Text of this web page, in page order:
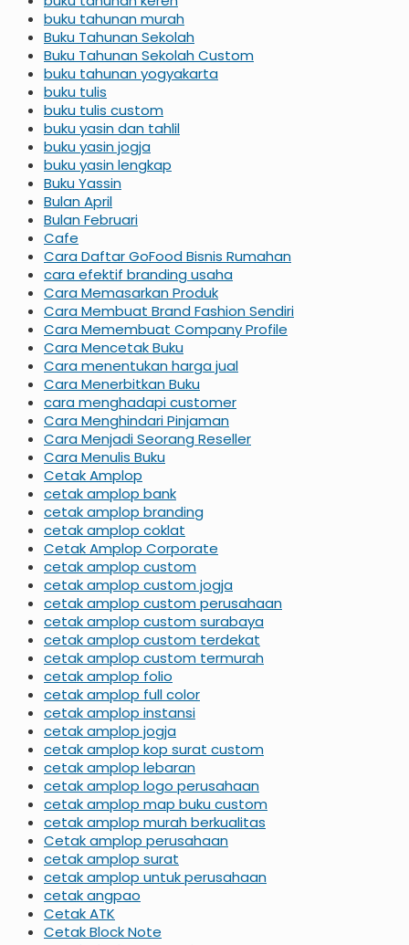
buku tahunan murah
Buku Tahunan Sekolah
Buku Tahunan Sekolah Custom
buku tahunan yogyakarta
buku tulis
buku tulis custom
buku yasin dan tahlil
buku yasin jogja
buku yasin lengkap
Buku Yassin
Bulan April
Bulan Februari
Cafe
Cara Daftar GoFood Bisnis Rumahan
cara efektif branding usaha
Cara Memasarkan Produk
Cara Membuat Brand Fashion Sendiri
Cara Memembuat Company Profile
Cara Mencetak Buku
Cara menentukan harga jual
Cara Menerbitkan Buku
cara menghadapi customer
Cara Menghindari Pinjaman
Cara Menjadi Seorang Reseller
Cara Menulis Buku
Cetak Amplop
cetak amplop bank
cetak amplop branding
cetak amplop coklat
Cetak Amplop Corporate
cetak amplop custom
cetak amplop custom jogja
cetak amplop custom perusahaan
cetak amplop custom surabaya
cetak amplop custom terdekat
cetak amplop custom termurah
cetak amplop folio
cetak amplop full color
cetak amplop instansi
cetak amplop jogja
cetak amplop kop surat custom
cetak amplop lebaran
cetak amplop logo perusahaan
cetak amplop map buku custom
cetak amplop murah berkualitas
Cetak amplop perusahaan
cetak amplop surat
cetak amplop untuk perusahaan
cetak angpao
Cetak ATK
Cetak Block Note